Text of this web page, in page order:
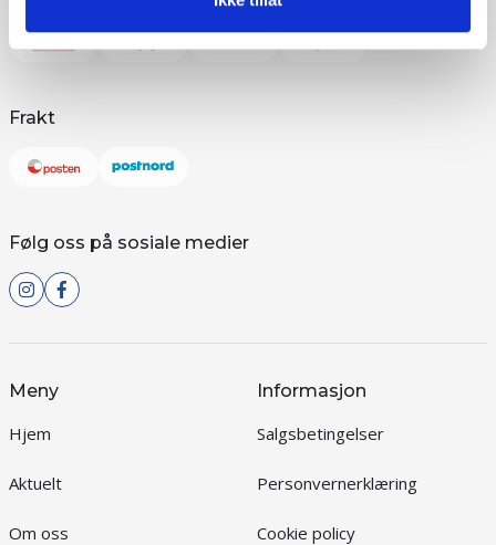
Frakt
Følg oss på sosiale medier
Meny
Hjem
Aktuelt
Om oss
Informasjon
Salgsbetingelser
Personvernerklæring
Cookie policy